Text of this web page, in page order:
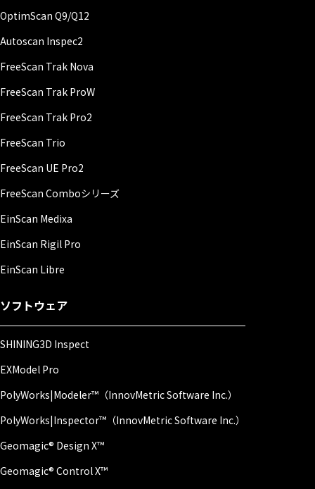
OptimScan Q9/Q12
Autoscan Inspec2
FreeScan Trak Nova
FreeScan Trak ProW
FreeScan Trak Pro2
FreeScan Trio
FreeScan UE Pro2
FreeScan Comboシリーズ
EinScan Medixa
EinScan Rigil Pro
EinScan Libre
ソフトウェア
SHINING3D Inspect
EXModel Pro
PolyWorks|Modeler™（InnovMetric Software Inc.）
PolyWorks|Inspector™（InnovMetric Software Inc.）
Geomagic® Design X™
Geomagic® Control X™